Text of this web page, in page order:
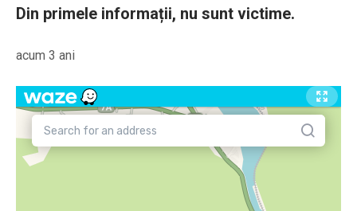
Din primele informații, nu sunt victime.
acum 3 ani